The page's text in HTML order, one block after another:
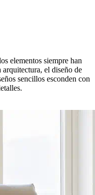
elementos siempre han
el diseño de
sencillos esconden con